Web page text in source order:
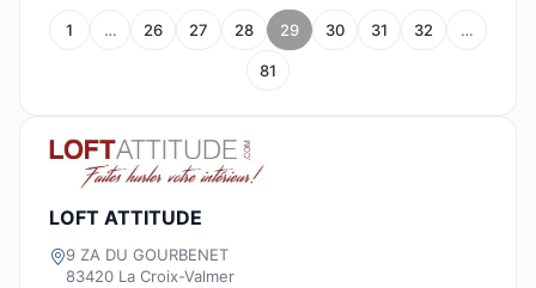
1 … 26 27 28 29 30 31 32 …
81
LOFT ATTITUDE
9 ZA DU GOURBENET
83420 La Croix-Valmer